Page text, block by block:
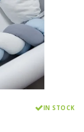
IN STOCK